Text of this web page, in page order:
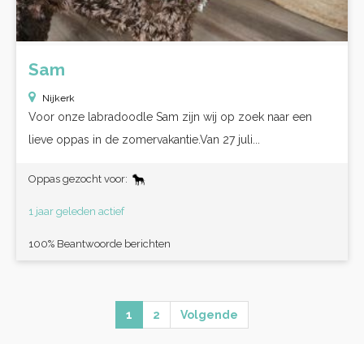
Sam
Nijkerk
Voor onze labradoodle Sam zijn wij op zoek naar een
lieve oppas in de zomervakantie.Van 27 juli...
Oppas gezocht voor:
1 jaar geleden actief
100% Beantwoorde berichten
1 2 Volgende